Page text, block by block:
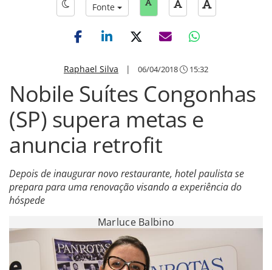
Fonte
Raphael Silva | 06/04/2018 15:32
Nobile Suítes Congonhas
(SP) supera metas e
anuncia retrofit
Depois de inaugurar novo restaurante, hotel paulista se
prepara para uma renovação visando a experiência do
hóspede
Marluce Balbino